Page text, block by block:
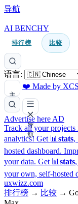
导航
AI BENCHY
排行榜 比较
语言:
主
题
❤️ Made by XCS
导
航
Advertise here AD
Track all your projects
analytics! Get 📊 stats,
hosted dashboard.
your data. Get 📊 stats
your own, self-hosted
uxwizz.com
排行榜 → 比较 →